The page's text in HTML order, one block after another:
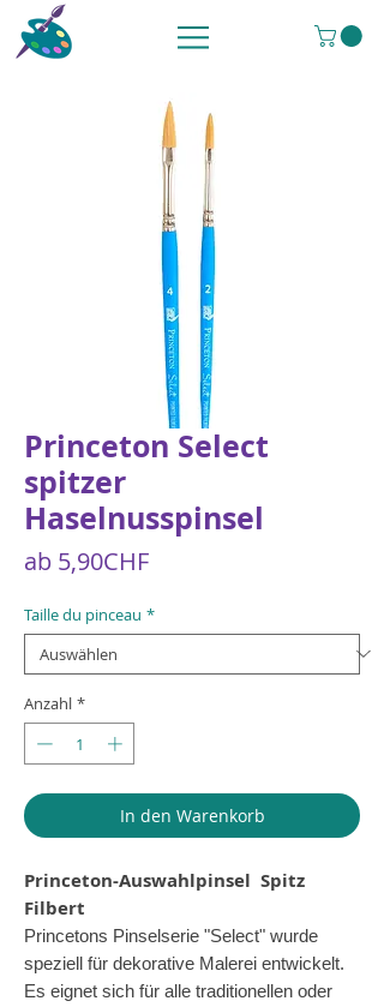
Princeton Select
spitzer
Haselnusspinsel
ab 5,90CHFSale-
Taille du pinceau *
Anzahl *
In den Warenkorb
Princeton-Auswahlpinsel Spitz
Filbert
Princetons Pinselserie "Select" wurde
speziell für dekorative Malerei entwickelt.
Es eignet sich für alle traditionellen oder